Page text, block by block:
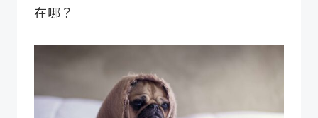
在哪？